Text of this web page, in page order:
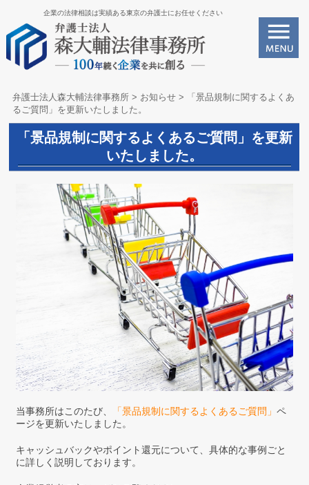
企業の法律相談は実績ある東京の弁護士にお任せください
弁護士法人森大輔法律事務所 > お知らせ >
「景品規制に関するよくあ
るご質問」を更新いたしました。
「景品規制に関するよくあるご質問」を更新
いたしました。
当事務所はこのたび、 「景品規制に関するよくあるご質問」ペ
ージを更新いたしました。
キャッシュバックやポイント還元について、具体的な事例ごと
に詳しく説明しております。